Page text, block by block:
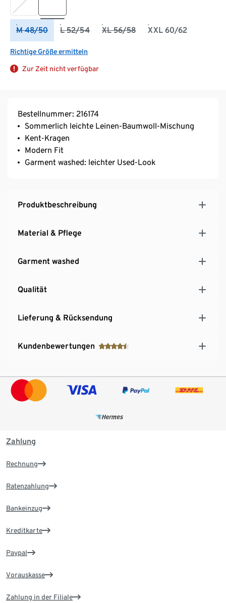
M 48/50 L 52/54 XL 56/58 XXL 60/62
Richtige Größe ermitteln
Zur Zeit nicht verfügbar
Bestellnummer: 216174
Sommerlich leichte Leinen-Baumwoll-Mischung
Kent-Kragen
Modern Fit
Garment washed: leichter Used-Look
Produktbeschreibung
Material & Pflege
Garment washed
Qualität
Lieferung & Rücksendung
Kundenbewertungen
Zahlung
Rechnung
Ratenzahlung
Bankeinzug
Kreditkarte
Paypal
Vorauskasse
Zahlung in der Filiale